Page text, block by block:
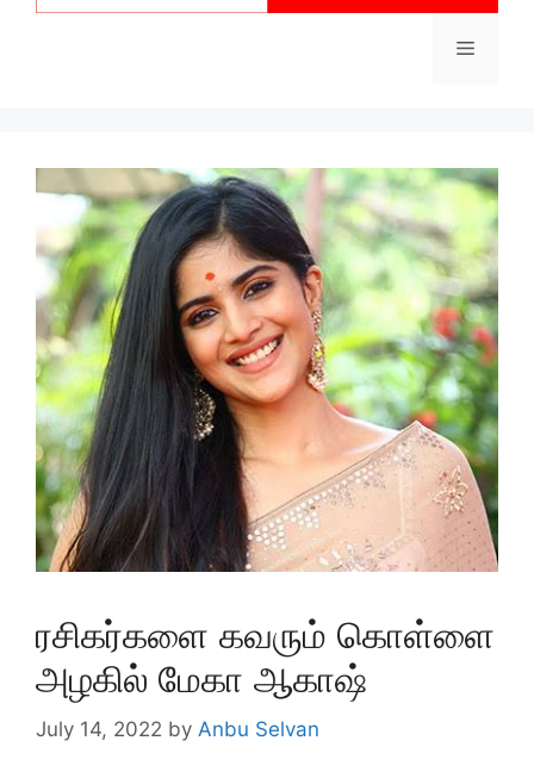
Menu
ரசிகர்களை கவரும் கொள்ளை
அழகில் மேகா ஆகாஷ்
July 14, 2022 by Anbu Selvan